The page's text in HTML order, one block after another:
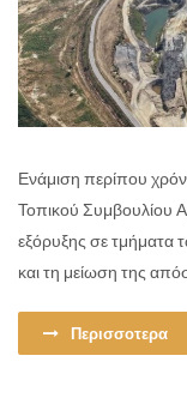
Ενάμιση περίπου
Τοπικού Συμβουλίου
εξόρυξης σε τμήματα
και τη μείωση της
Περισσοτερα